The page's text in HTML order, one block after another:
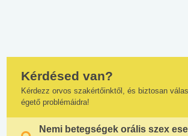
Kérdésed van?
Kérdezz orvos szakértőinktől, és biztosan
égető problémáidra!
Nemi betegségek orális szex